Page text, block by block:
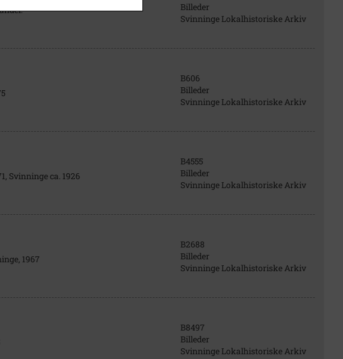
Billeder
Svinninge Lokalhistoriske Arkiv
B606
Billeder
Svinninge Lokalhistoriske Arkiv
Svinninge ca. 1926
B4555
Billeder
Svinninge Lokalhistoriske Arkiv
1967
B2688
Billeder
Svinninge Lokalhistoriske Arkiv
B8497
Billeder
Svinninge Lokalhistoriske Arkiv